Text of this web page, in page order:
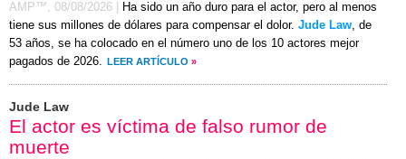
AMP™, 08/08/2026
Ha sido un año duro para el actor, pero al menos
tiene sus millones de dólares para compensar el dolor. Jude Law, de
53 años, se ha colocado en el número uno de los 10 actores mejor
pagados de 2026. LEER ARTÍCULO »
Jude Law
El actor es víctima de falso rumor de
muerte